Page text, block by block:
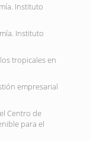
Instituto
Instituto
tropicales en
empresarial
Centro de
para el